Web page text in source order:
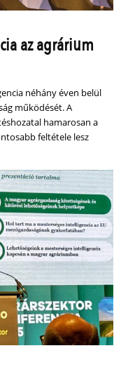
az agrárium
néhány éven belül
működését. A
hamarosan a
feltétele lesz